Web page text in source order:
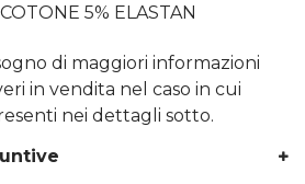
5% ELASTAN
di maggiori informazioni
in vendita nel caso in cui
nei dettagli sotto.